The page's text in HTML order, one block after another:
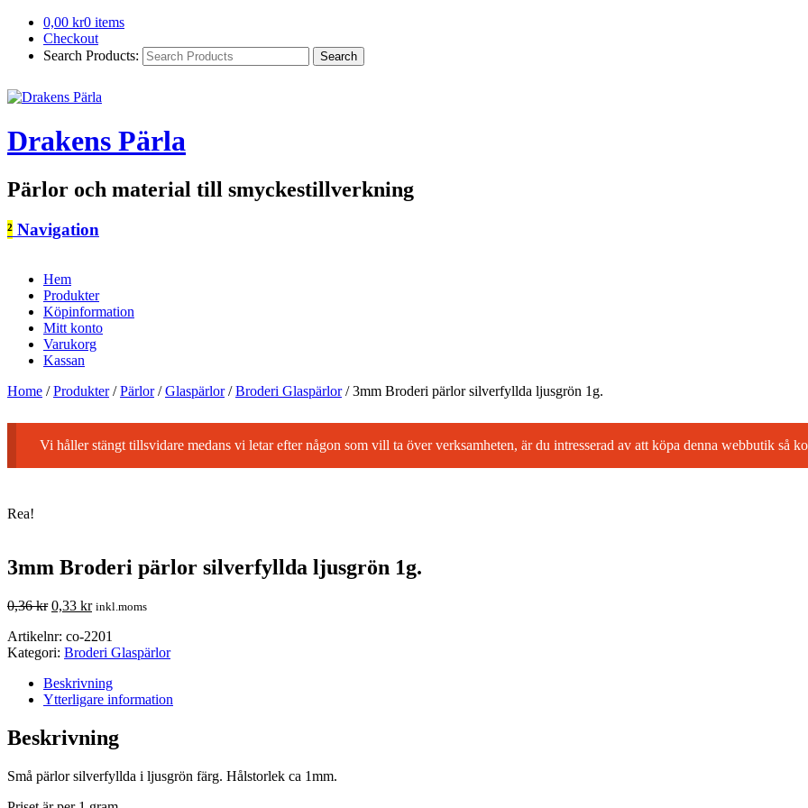
0,00 kr0 items
Checkout
Search Products:
Drakens Pärla
Pärlor och material till smyckestillverkning
² Navigation
Hem
Produkter
Köpinformation
Mitt konto
Varukorg
Kassan
Home / Produkter / Pärlor / Glaspärlor / Broderi Glaspärlor / 3mm Broderi pärlor silverfyllda ljusgrön 1g.
Vi håller stängt tillsvidare medans vi letar efter någon som vill ta över verksamheten, är du intresserad av att köpa denna webbutik så
Rea!
3mm Broderi pärlor silverfyllda ljusgrön 1g.
0,36kr 0,33 kr inkl.moms
Artikelnr: co-2201
Kategori: Broderi Glaspärlor
Beskrivning
Ytterligare information
Beskrivning
Små pärlor silverfyllda i ljusgrön färg. Hålstorlek ca 1mm.